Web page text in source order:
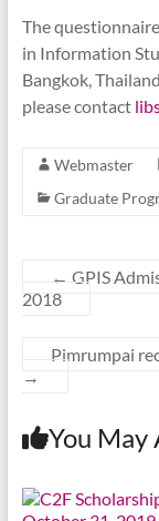
The
in Information
Bangkok,
please contact
Webmaster
Graduate
← GPIS
2018
Pimrumpai
→
You May